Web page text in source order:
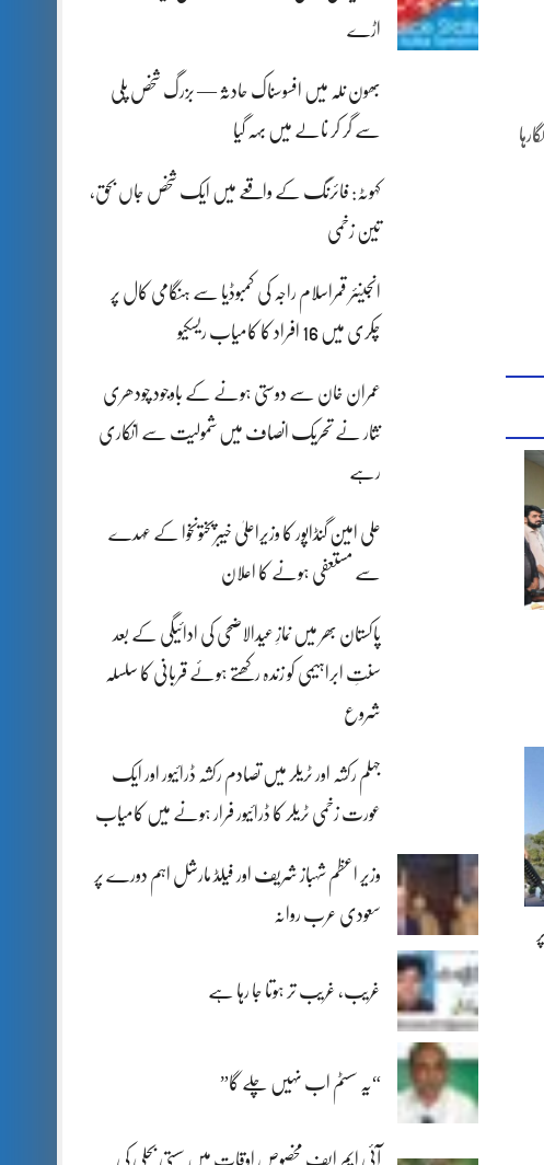
اڑے
بھون نلہ میں افسوسناک حادثہ — بزرگ شخص پلی
سے گر کر نالے میں بہہ گیا
کہوٹہ: فائرنگ کے واقعے میں ایک شخص جاں بحق،
تین زخمی
انجینئر قمراسلام راجہ کی کمبوڈیا سے ہنگامی کال پر
چکری میں 16 افراد کا کامیاب ریسکیو
عمران خان سے دوستی ہونے کے باوجود چودھری
نثار نے تحریک انصاف میں شمولیت سے انکاری
رہے
علی امین گنڈاپور کا وزیراعلیٰ خیبرپختونخوا کے عہدے
سے مستعفی ہونے کا اعلان
پاکستان بھر میں نمازِ عیدالاضحی کی ادائیگی کے بعد
سنتِ ابراہیمی کو زندہ رکھتے ہوئے قربانی کا سلسلہ
شروع
جہلم رکشہ اور ٹریلر میں تصادم رکشہ ڈرائیور اور ایک
عورت زخمی ٹریلر کا ڈرائیور فرار ہونے میں کامیاب
وزیر اعظم شہباز شریف اور فیلڈ مارشل اہم دورے پر
سعودی عرب روانہ
غریب، غریب تر ہوتا جا رہا ہے
“یہ سسٹم اب نہیں چلے گا”
آئی ایم ایف مخصوص اوقات میں سستی بجلی کی